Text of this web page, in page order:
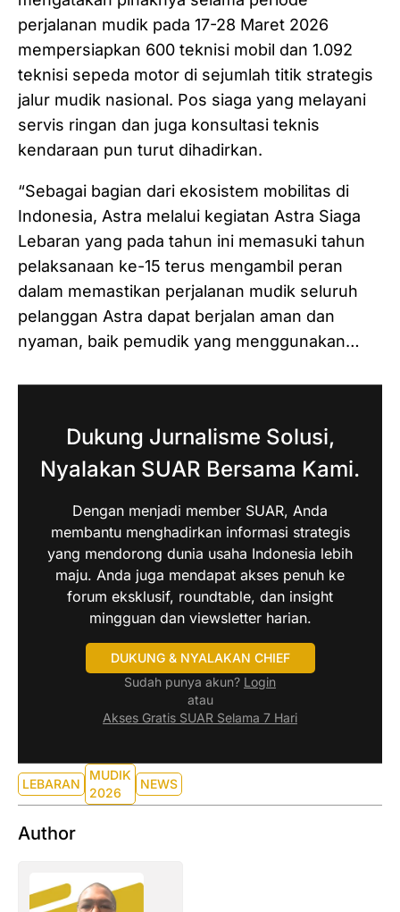
perjalanan mudik pada 17-28 Maret 2026
mempersiapkan 600 teknisi mobil dan 1.092
teknisi sepeda motor di sejumlah titik strategis
jalur mudik nasional. Pos siaga yang melayani
servis ringan dan juga konsultasi teknis
kendaraan pun turut dihadirkan.
“Sebagai bagian dari ekosistem mobilitas di
Indonesia, Astra melalui kegiatan Astra Siaga
Lebaran yang pada tahun ini memasuki tahun
pelaksanaan ke-15 terus mengambil peran
dalam memastikan perjalanan mudik seluruh
pelanggan Astra dapat berjalan aman dan
nyaman, baik pemudik yang menggunakan…
Dukung Jurnalisme Solusi,
Nyalakan SUAR Bersama Kami.
Dengan menjadi member SUAR, Anda
membantu menghadirkan informasi strategis
yang mendorong dunia usaha Indonesia lebih
maju. Anda juga mendapat akses penuh ke
forum eksklusif, roundtable, dan insight
mingguan dan viewsletter harian.
DUKUNG & NYALAKAN CHIEF
Sudah punya akun? Login
atau
Akses Gratis SUAR Selama 7 Hari
LEBARAN
MUDIK
2026
NEWS
Author